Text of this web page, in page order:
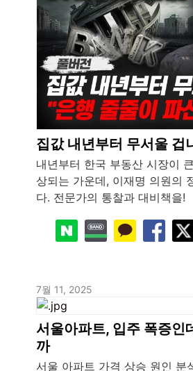
집값 내년부터 무서울 겁
내년부터 한국 부동산 시장이
상되는 가운데, 이재명 의원의
다. 전문가의 통찰과 대비책을!
7월 11, 2025
서울아파트, 입주 폭증인
까
서울 아파트 가격 상승 원인 분